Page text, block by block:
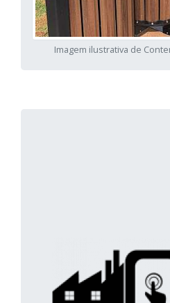
Imagem ilustrativa de